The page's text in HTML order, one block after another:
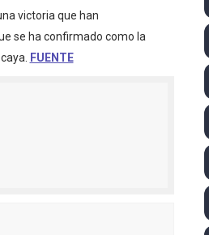
italiana arrasa con 4 oros y 4
su primer título individual en
son bicampeonas de la
Unidos) - Miquel Travé
en el selecto grupo de los
Hungría su primera victoria
victoria que han
se ha confirmado como la
FUENTE